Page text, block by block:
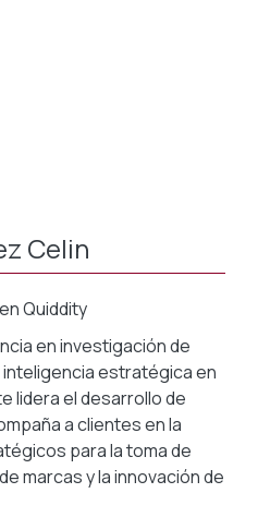
Celin
Quiddity
en investigación de
estratégica en
lidera el desarrollo de
a clientes en la
para la toma de
marcas y la innovación de